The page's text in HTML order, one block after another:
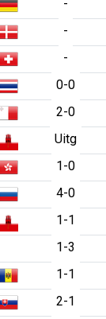
-
-
-
0-0
2-0
Uitg
1-0
4-0
1-1
1-3
1-1
2-1